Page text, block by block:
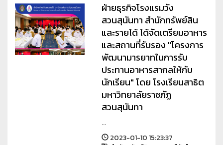
ฝ่ายธุรกิจโรงแรมวัง
สวนสุนันทา สำนักทรัพย์สิน
และรายได้ ได้จัดเตรียมอาหาร
และสถานที่รับรอง "โครงการ
พัฒนามารยาทในการรับ
ประทานอาหารสากลให้กับ
นักเรียน" โดย โรงเรียนสาธิต
มหาวิทยาลัยราชภัฏ
สวนสุนันทา
...
2023-01-10 15:23:37